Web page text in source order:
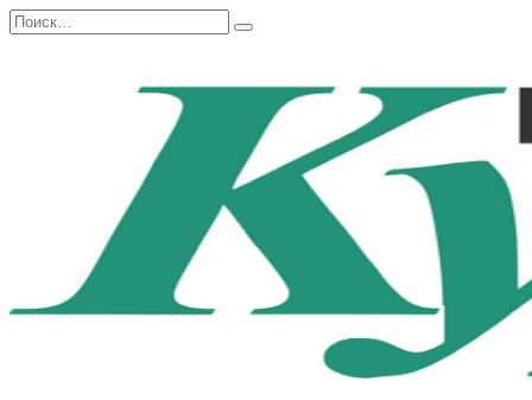
Перейти
к
Search
for: